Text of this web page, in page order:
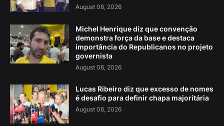
August 06, 2026
Michel Henrique diz que convenção
demonstra força da base e destaca
importância do Republicanos no projeto
governista
August 06, 2026
Lucas Ribeiro diz que excesso de nomes
é desafio para definir chapa majoritária
August 06, 2026